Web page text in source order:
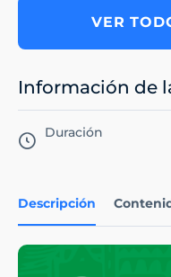
Descripción
VER
Información de
Duración